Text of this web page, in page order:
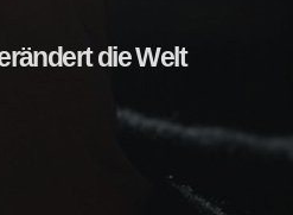
die Welt